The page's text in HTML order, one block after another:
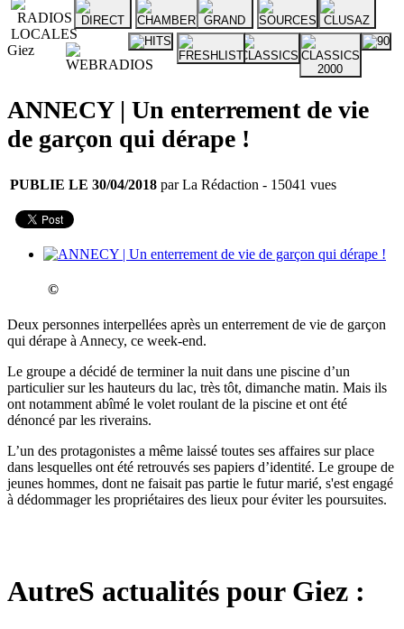
Giez
ANNECY | Un enterrement de vie
de garçon qui dérape !
PUBLIE LE 30/04/2018 par La Rédaction - 15041 vues
©
Deux personnes interpellées après un enterrement de vie de garçon
qui dérape à Annecy, ce week-end.
Le groupe a décidé de terminer la nuit dans une piscine d’un
particulier sur les hauteurs du lac, très tôt, dimanche matin. Mais ils
ont notamment abîmé le volet roulant de la piscine et ont été
dénoncé par les riverains.
L’un des protagonistes a même laissé toutes ses affaires sur place
dans lesquelles ont été retrouvés ses papiers d’identité. Le groupe de
jeunes hommes, dont ne faisait pas partie le futur marié, s'est engagé
à dédommager les propriétaires des lieux pour éviter les poursuites.
AutreS actualités pour Giez :